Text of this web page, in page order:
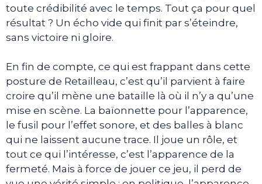
toute crédibilité avec le temps. Tout ça pour quel
résultat ? Un écho vide qui finit par s’éteindre,
sans victoire ni gloire.
En fin de compte, ce qui est frappant dans cette
posture de Retailleau, c’est qu’il parvient à faire
croire qu’il mène une bataille là où il n’y a qu’une
mise en scène. La baïonnette pour l’apparence,
le fusil pour l’effet sonore, et des balles à blanc
qui ne laissent aucune trace. Il joue un rôle, et
tout ce qui l’intéresse, c’est l’apparence de la
fermeté. Mais à force de jouer ce jeu, il perd de